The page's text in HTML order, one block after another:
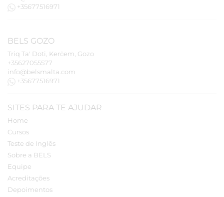
+35677516971
BELS GOZO
Triq Ta' Doti, Kerċem, Gozo
+35627055577
info@belsmalta.com
+35677516971
SITES PARA TE AJUDAR
Home
Cursos
Teste de Inglês
Sobre a BELS
Equipe
Acreditações
Depoimentos